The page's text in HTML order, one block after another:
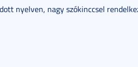
nyelven, nagy szókinccsel